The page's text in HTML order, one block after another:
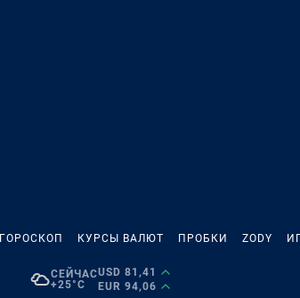
ГОРОСКОП КУРСЫ ВАЛЮТ ПРОБКИ ZODY
СЕЙЧАС
+25°C
USD 81,41
EUR 94,06